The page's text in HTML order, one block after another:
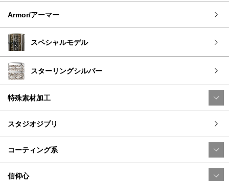
Armor/アーマー
スペシャルモデル
スターリングシルバー
特殊素材加工
スタジオジブリ
コーティング系
信仰心